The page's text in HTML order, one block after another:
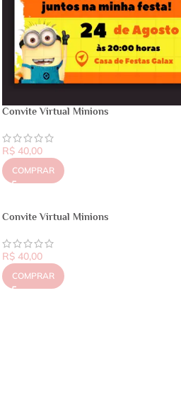
Convite Virtual Minions
R$40,00
COMPRAR
Convite Virtual Minions
R$40,00
COMPRAR